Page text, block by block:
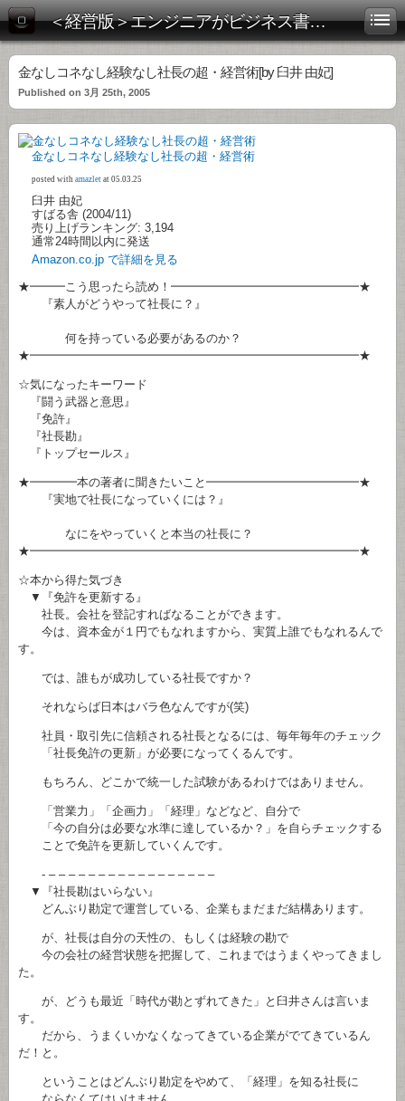
＜経営版＞エンジニアがビジネス書を斬る！
金なしコネなし経験なし社長の超・経営術[by 臼井 由妃]
Published on 3月 25th, 2005
金なしコネなし経験なし社長の超・経営術
posted with amazlet at 05.03.25
臼井 由妃
すばる舎 (2004/11)
売り上げランキング: 3,194
通常24時間以内に発送
Amazon.co.jp で詳細を見る
★━━━こう思ったら読め！━━━━━━━━━━━━━━━━★
『素人がどうやって社長に？』
何を持っている必要があるのか？
★━━━━━━━━━━━━━━━━━━━━━━━━━━━━★
☆気になったキーワード
『闘う武器と意思』
『免許』
『社長勘』
『トップセールス』
★━━━━本の著者に聞きたいこと━━━━━━━━━━━━━★
『実地で社長になっていくには？』
なにをやっていくと本当の社長に？
★━━━━━━━━━━━━━━━━━━━━━━━━━━━━★
☆本から得た気づき
▼『免許を更新する』
社長。会社を登記すればなることができます。
今は、資本金が１円でもなれますから、実質上誰でもなれるんで
す。
では、誰もが成功している社長ですか？
それならば日本はバラ色なんですが(笑)
社員・取引先に信頼される社長となるには、毎年毎年のチェック
「社長免許の更新」が必要になってくるんです。
もちろん、どこかで統一した試験があるわけではありません。
「営業力」「企画力」「経理」などなど、自分で
「今の自分は必要な水準に達しているか？」を自らチェックする
ことで免許を更新していくんです。
- – – – – – – – – – – – – – – – – –
▼『社長勘はいらない』
どんぶり勘定で運営している、企業もまだまだ結構あります。
が、社長は自分の天性の、もしくは経験の勘で
今の会社の経営状態を把握して、これまではうまくやってきまし
た。
が、どうも最近「時代が勘とずれてきた」と臼井さんは言いま
す。
だから、うまくいかなくなってきている企業がでてきているん
だ！と。
ということはどんぶり勘定をやめて、「経理」を知る社長に